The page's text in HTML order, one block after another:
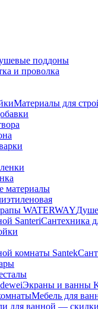
поддоны
и проволка
Материалы для
материалы
Сантехника
Экраны и ванны
Мебель для
для ванной —